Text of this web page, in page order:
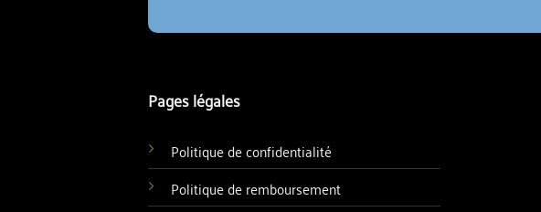
Pages légales
Politique de confidentialité
Politique de remboursement